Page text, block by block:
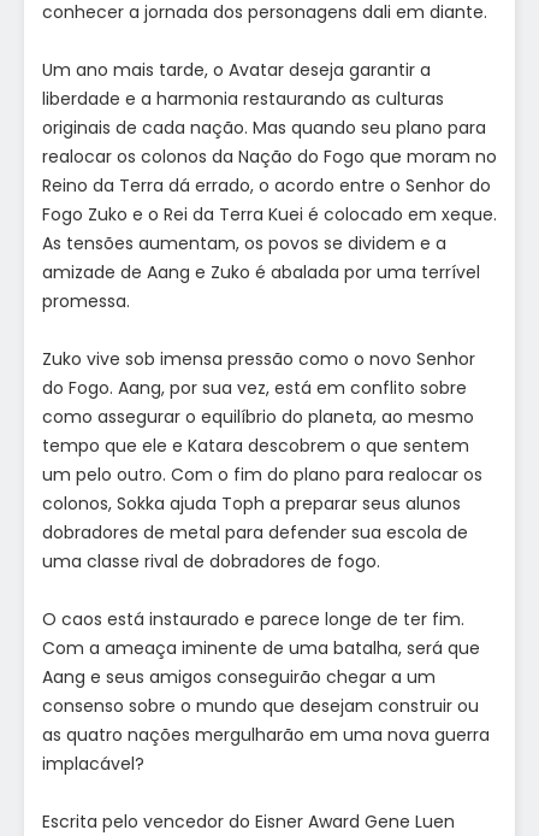
conhecer a jornada dos personagens dali em diante.
Um ano mais tarde, o Avatar deseja garantir a
liberdade e a harmonia restaurando as culturas
originais de cada nação. Mas quando seu plano para
realocar os colonos da Nação do Fogo que moram no
Reino da Terra dá errado, o acordo entre o Senhor do
Fogo Zuko e o Rei da Terra Kuei é colocado em xeque.
As tensões aumentam, os povos se dividem e a
amizade de Aang e Zuko é abalada por uma terrível
promessa.
Zuko vive sob imensa pressão como o novo Senhor
do Fogo. Aang, por sua vez, está em conflito sobre
como assegurar o equilíbrio do planeta, ao mesmo
tempo que ele e Katara descobrem o que sentem
um pelo outro. Com o fim do plano para realocar os
colonos, Sokka ajuda Toph a preparar seus alunos
dobradores de metal para defender sua escola de
uma classe rival de dobradores de fogo.
O caos está instaurado e parece longe de ter fim.
Com a ameaça iminente de uma batalha, será que
Aang e seus amigos conseguirão chegar a um
consenso sobre o mundo que desejam construir ou
as quatro nações mergulharão em uma nova guerra
implacável?
Escrita pelo vencedor do Eisner Award Gene Luen